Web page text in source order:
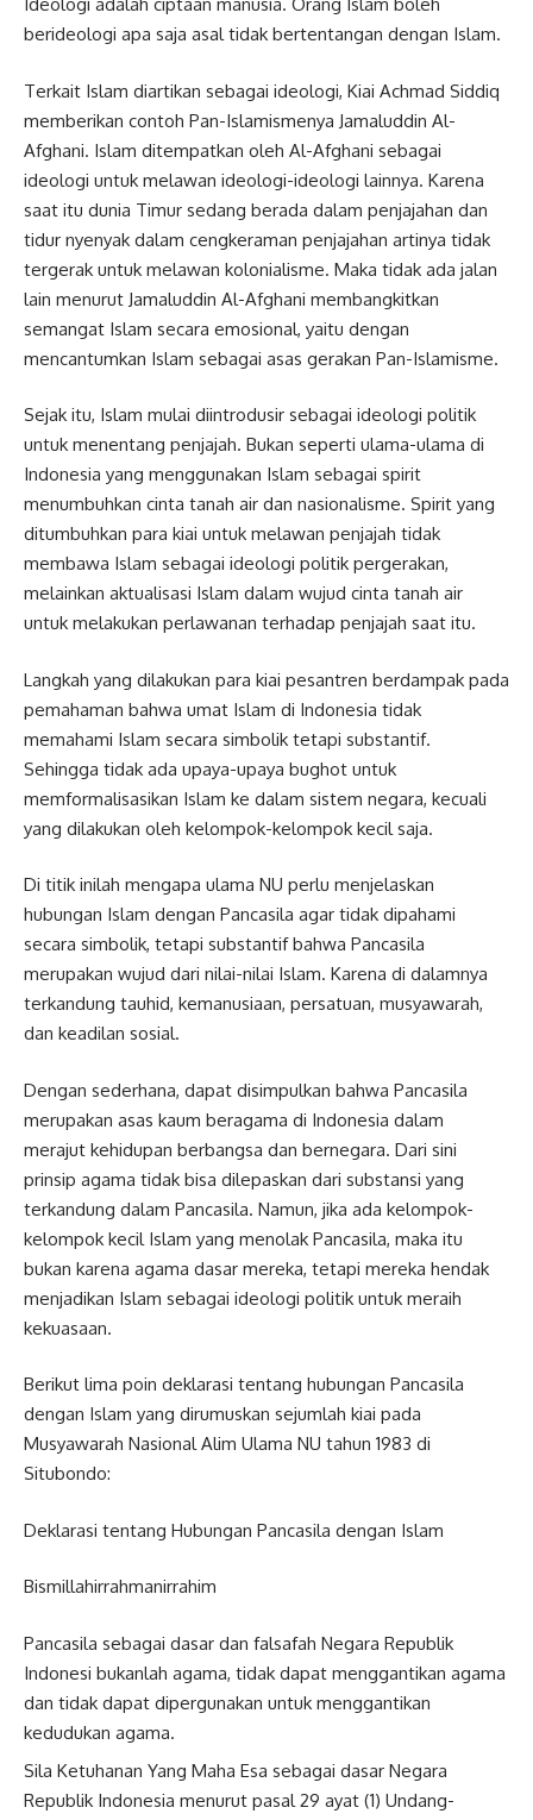
berideologi apa saja asal tidak bertentangan dengan Islam.
Terkait Islam diartikan sebagai ideologi, Kiai Achmad Siddiq
memberikan contoh Pan-Islamismenya Jamaluddin Al-
Afghani. Islam ditempatkan oleh Al-Afghani sebagai
ideologi untuk melawan ideologi-ideologi lainnya. Karena
saat itu dunia Timur sedang berada dalam penjajahan dan
tidur nyenyak dalam cengkeraman penjajahan artinya tidak
tergerak untuk melawan kolonialisme. Maka tidak ada jalan
lain menurut Jamaluddin Al-Afghani membangkitkan
semangat Islam secara emosional, yaitu dengan
mencantumkan Islam sebagai asas gerakan Pan-Islamisme.
Sejak itu, Islam mulai diintrodusir sebagai ideologi politik
untuk menentang penjajah. Bukan seperti ulama-ulama di
Indonesia yang menggunakan Islam sebagai spirit
menumbuhkan cinta tanah air dan nasionalisme. Spirit yang
ditumbuhkan para kiai untuk melawan penjajah tidak
membawa Islam sebagai ideologi politik pergerakan,
melainkan aktualisasi Islam dalam wujud cinta tanah air
untuk melakukan perlawanan terhadap penjajah saat itu.
Langkah yang dilakukan para kiai pesantren berdampak pada
pemahaman bahwa umat Islam di Indonesia tidak
memahami Islam secara simbolik tetapi substantif.
Sehingga tidak ada upaya-upaya bughot untuk
memformalisasikan Islam ke dalam sistem negara, kecuali
yang dilakukan oleh kelompok-kelompok kecil saja.
Di titik inilah mengapa ulama NU perlu menjelaskan
hubungan Islam dengan Pancasila agar tidak dipahami
secara simbolik, tetapi substantif bahwa Pancasila
merupakan wujud dari nilai-nilai Islam. Karena di dalamnya
terkandung tauhid, kemanusiaan, persatuan, musyawarah,
dan keadilan sosial.
Dengan sederhana, dapat disimpulkan bahwa Pancasila
merupakan asas kaum beragama di Indonesia dalam
merajut kehidupan berbangsa dan bernegara. Dari sini
prinsip agama tidak bisa dilepaskan dari substansi yang
terkandung dalam Pancasila. Namun, jika ada kelompok-
kelompok kecil Islam yang menolak Pancasila, maka itu
bukan karena agama dasar mereka, tetapi mereka hendak
menjadikan Islam sebagai ideologi politik untuk meraih
kekuasaan.
Berikut lima poin deklarasi tentang hubungan Pancasila
dengan Islam yang dirumuskan sejumlah kiai pada
Musyawarah Nasional Alim Ulama NU tahun 1983 di
Situbondo:
Deklarasi tentang Hubungan Pancasila dengan Islam
Bismillahirrahmanirrahim
Pancasila sebagai dasar dan falsafah Negara Republik
Indonesi bukanlah agama, tidak dapat menggantikan agama
dan tidak dapat dipergunakan untuk menggantikan
kedudukan agama.
Sila Ketuhanan Yang Maha Esa sebagai dasar Negara
Republik Indonesia menurut pasal 29 ayat (1) Undang-